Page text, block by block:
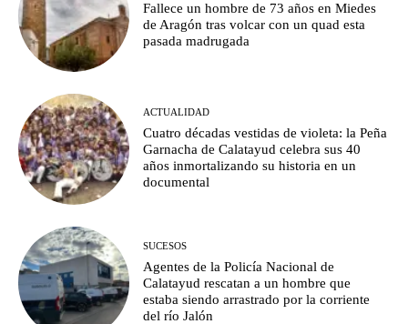
Fallece un hombre de 73 años en Miedes
de Aragón tras volcar con un quad esta
pasada madrugada
ACTUALIDAD
Cuatro décadas vestidas de violeta: la Peña
Garnacha de Calatayud celebra sus 40
años inmortalizando su historia en un
documental
SUCESOS
Agentes de la Policía Nacional de
Calatayud rescatan a un hombre que
estaba siendo arrastrado por la corriente
del río Jalón